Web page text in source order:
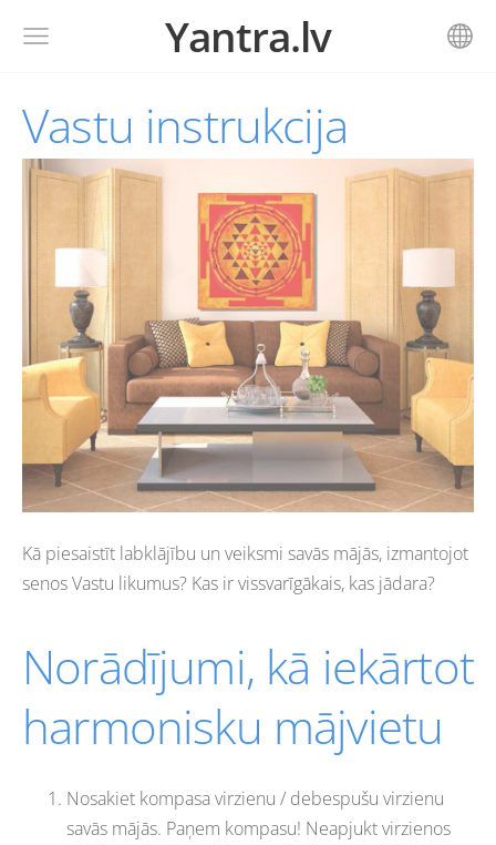
Yantra.lv
Vastu instrukcija
Kā piesaistīt labklājību un veiksmi savās mājās, izmantojot
senos Vastu likumus? Kas ir vissvarīgākais, kas jādara?
Norādījumi, kā iekārtot
harmonisku mājvietu
Nosakiet kompasa virzienu / debespušu virzienu
savās mājās. Paņem kompasu! Neapjukt virzienos